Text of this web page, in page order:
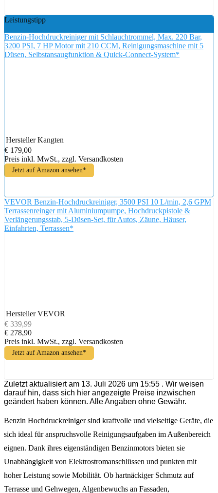
Leistungstipp
Benzin-Hochdruckreiniger mit Schlauchtrommel, Max. 220 Bar,
3200 PSI, 7 HP Motor mit 210 CCM, Reinigungsmaschine mit 5
Düsen, Selbstansaugfunktion & Quick-Connect-System*
Hersteller Kangten
€ 179,00
Preis inkl. MwSt., zzgl. Versandkosten
Jetzt auf Amazon ansehen*
VEVOR Benzin-Hochdruckreiniger, 3500 PSI 10 L/min, 2,6 GPM
Terrassenreinger mit Aluminiumpumpe, Hochdruckpistole &
Verlängerungsstab, 5-Düsen-Set, für Autos, Zäune, Häuser,
Einfahrten, Terrassen*
Hersteller VEVOR
€ 339,99
€ 278,90
Preis inkl. MwSt., zzgl. Versandkosten
Jetzt auf Amazon ansehen*
Zuletzt aktualisiert am 13. Juli 2026 um 15:55 . Wir weisen
darauf hin, dass sich hier angezeigte Preise inzwischen
geändert haben können. Alle Angaben ohne Gewähr.
Benzin Hochdruckreiniger sind kraftvolle und vielseitige Geräte, die
sich ideal für anspruchsvolle Reinigungsaufgaben im Außenbereich
eignen. Dank ihres eigenständigen Benzinmotors bieten sie
Unabhängigkeit von Elektrostromanschlüssen und punkten mit
hoher Leistung sowie Mobilität. Ob hartnäckiger Schmutz auf
Terrasse und Gehwegen, Algenbewuchs an Fassaden,